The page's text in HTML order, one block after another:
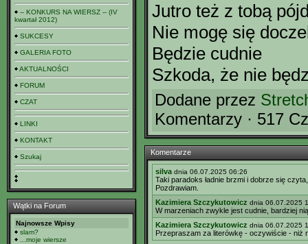
-- KONKURS NA WIERSZ -- (IV
kwartał 2012)
SUKCESY
GALERIA FOTO
AKTUALNOŚCI
FORUM
CZAT
LINKI
KONTAKT
Szukaj
Wątki na Forum
Najnowsze Wpisy
slam?
...moje wiersze
Jutro też z tobą
Nie mogę się
Będzie cudnie
Szkoda, że nie
Dodane przez
Komentarzy · 517
Komentarze
silva dnia 06.07.2025 06:26
Taki paradoks ładnie brzmi i dobrze się
Pozdrawiam.
Kazimiera Szczykutowicz dnia 06.07.2025
W marzeniach zwykle jest cudnie, bardziej
Kazimiera Szczykutowicz dnia 06.07.2025
Przepraszam za literówkę - oczywiście - niż